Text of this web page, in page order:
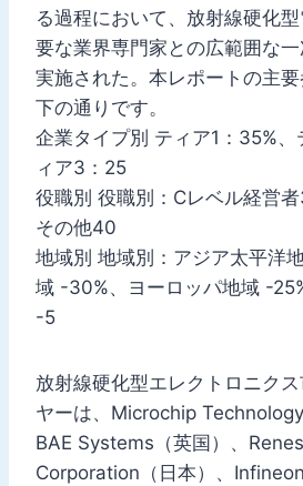
る過程において、放射線硬化
要な業界専門家との広範囲な
実施された。本レポートの主
下の通りです。
企業タイプ別 ティア1：35%
ィア3：25
役職別 役職別：Cレベル経営者
その他40
地域別 地域別：アジア太平洋
域 -30%、ヨーロッパ地域 -
-5
放射線硬化型エレクトロニク
ヤーは、Microchip Technology
BAE Systems（英国）、
Corporation（日本）、